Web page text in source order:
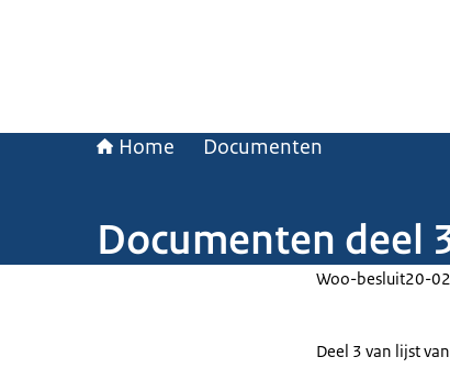
Home Documenten
Documenten deel
Woo-besluit20-
Deel 3 van lijst